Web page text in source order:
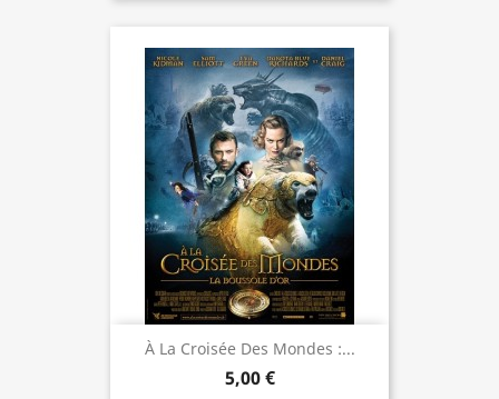
À La Croisée Des Mondes :...
5,00 €